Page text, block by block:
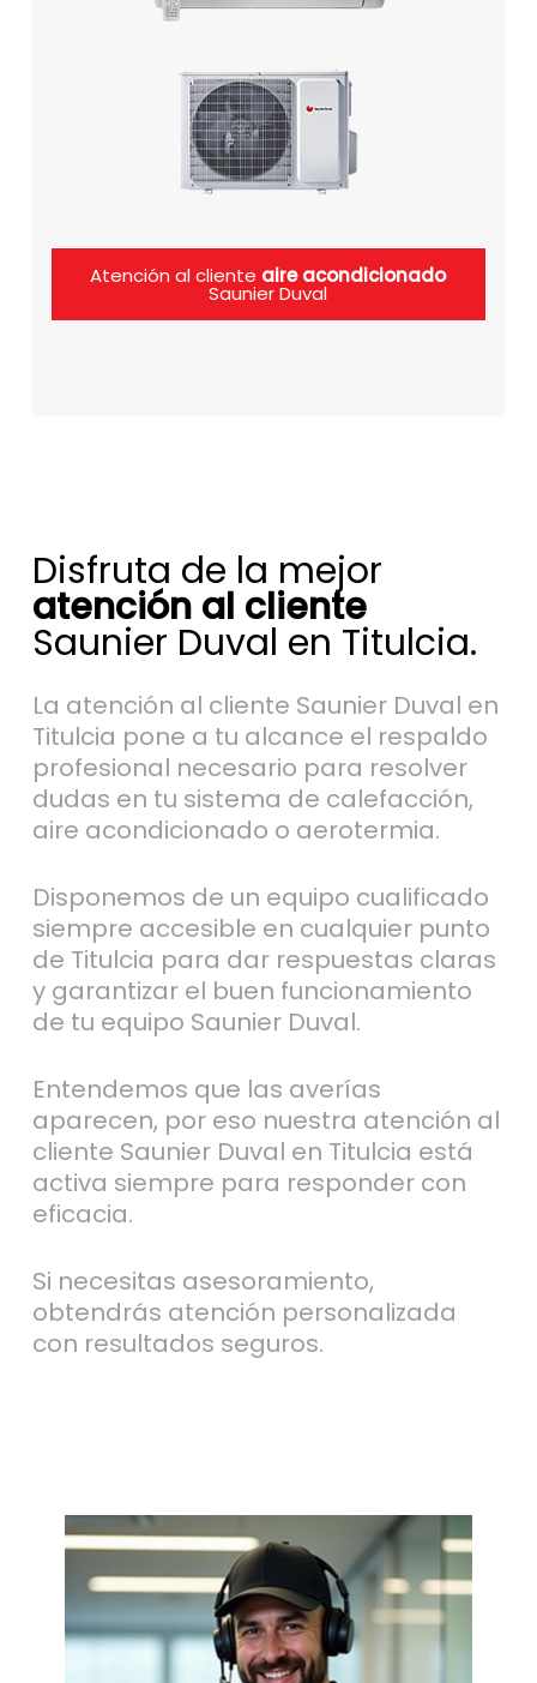
Atención al cliente aire acondicionado
Saunier Duval
Disfruta de la mejor
atención al cliente
Saunier Duval en Titulcia.
La atención al cliente Saunier Duval en
Titulcia pone a tu alcance el respaldo
profesional necesario para resolver
dudas en tu sistema de calefacción,
aire acondicionado o aerotermia.
Disponemos de un equipo cualificado
siempre accesible en cualquier punto
de Titulcia para dar respuestas claras
y garantizar el buen funcionamiento
de tu equipo Saunier Duval.
Entendemos que las averías
aparecen, por eso nuestra atención al
cliente Saunier Duval en Titulcia está
activa siempre para responder con
eficacia.
Si necesitas asesoramiento,
obtendrás atención personalizada
con resultados seguros.